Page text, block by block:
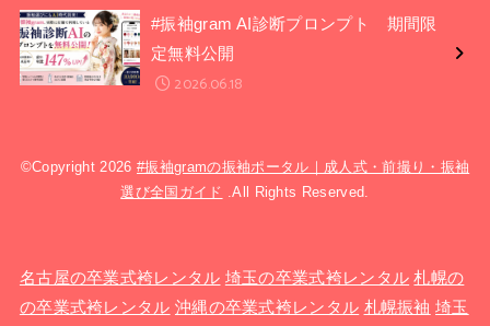
#振袖gram AI診断プロンプト 期間限
定無料公開
2026.06.18
©Copyright 2026#振袖gramの振袖ポータル｜成人式・前撮り・振袖
選び全国ガイド
.All Rights Reserved.
名古屋の卒業式袴レンタル 埼玉の卒業式袴レンタル 札幌の
の卒業式袴レンタル 沖縄の卒業式袴レンタル 札幌振袖 埼玉